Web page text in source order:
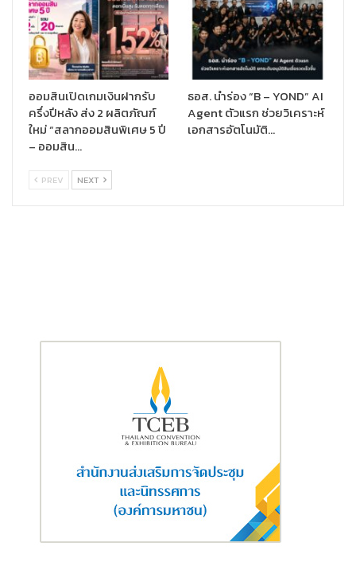
สำหรับแผนการปรับขึ้นภาษีกำไรส่วนต่างจากการลงทุน (capital
แหล่งเงินทุนของรัฐฯ ซึ่งสร้างความกังวลให้กับนักลงทุนส่วนใหญ่นั้น
ที่อัตราคงที่ 20% มีผลบังคับใช้กับทุกคน โดยไม่ได้คำนึงถึงฐานราย
ได้ทางการเงิน อาจทำให้หักล้างนโยบายของทางการญี่ปุ่นก่อนหน้านี้ ที่
พยายามให้ประชาชนญี่ปุ่นลงทุนสินทรัพย์เสี่ยงมากขึ้นแทนที่จะออม
เงินอยู่ในเงินสดและเงินฝากเป็นหลัก เพื่อช่วยลดความเสี่ยงจากการที่
ประชาชนมีอายุยาวนานขึ้น และอาจมีความมั่งคั่งไม่เพียงพอ โดย
ปัจจุบัน สัดส่วนการลงทุนหุ้นต่อสินทรัพย์ทางการเงินของภาคครัว
เรือนญี่ปุ่น อยู่ที่ 10% ต่ำกว่าของสหรัฐฯ ซึ่งอยู่ที่ 38% ในขณะที่
สัดส่วนการเงินสดและเงินฝากต่อสินทรัพย์ทางการเงินของภาคครัว
เรือนญี่ปุ่น อยู่ที่ 54% สูงกว่าของสหรัฐฯ ซึ่งอยู่ที่ 13%
ออมสินเปิดเกมเงินฝากรับ
ครึ่งปีหลัง ส่ง 2 ผลิตภัณฑ์
ใหม่ “สลากออมสินพิเศษ 5 ปี
– ออมสิน…
ธอส. นำร่อง “B – YOND” AI
Agent ตัวแรก ช่วยวิเคราะห์
เอกสารอัตโนมัติ…
PREV NEXT